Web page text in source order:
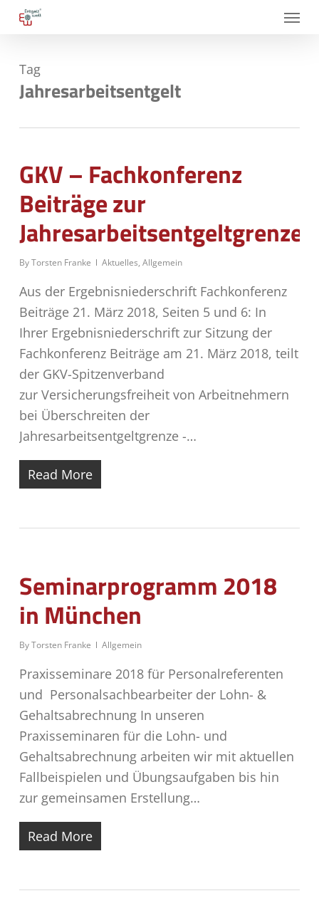
Skip
content
Menu
Tag
Jahresarbeitsentgelt
GKV – Fachkonferenz
Beiträge zur
Jahresarbeitsentgeltgrenze
ByTorsten Franke Aktuelles, Allgemein
Aus der Ergebnisniederschrift Fachkonferenz
Beiträge 21. März 2018, Seiten 5 und 6: In
Ihrer Ergebnisniederschrift zur Sitzung der
Fachkonferenz Beiträge am 21. März 2018, teilt
der GKV-Spitzenverband
zur Versicherungsfreiheit von Arbeitnehmern
bei Überschreiten der
Jahresarbeitsentgeltgrenze -…
Read More
Seminarprogramm 2018
in München
ByTorsten Franke Allgemein
Praxisseminare 2018 für Personalreferenten
und Personalsachbearbeiter der Lohn- &
Gehaltsabrechnung In unseren
Praxisseminaren für die Lohn- und
Gehaltsabrechnung arbeiten wir mit aktuellen
Fallbeispielen und Übungsaufgaben bis hin
zur gemeinsamen Erstellung…
Read More